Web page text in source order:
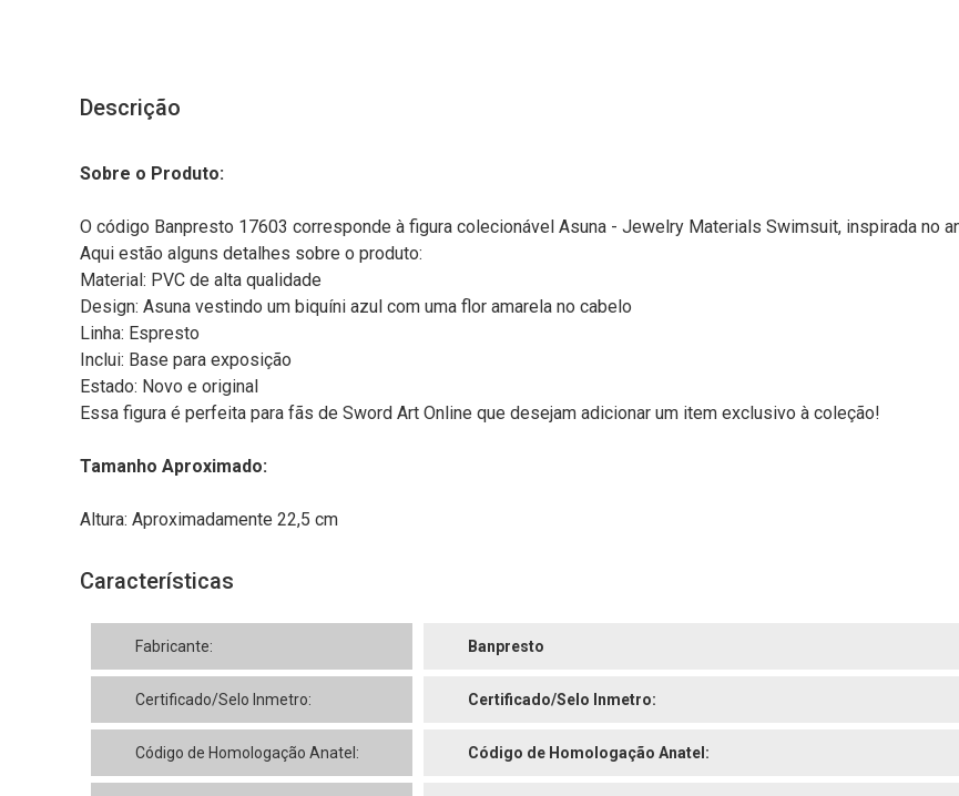
Descrição
Sobre o Produto:
O código Banpresto 17603 corresponde à figura colecionável Asuna - Jewelry Materials Swimsuit, inspirada no
Aqui estão alguns detalhes sobre o produto:
Material: PVC de alta qualidade
Design: Asuna vestindo um biquíni azul com uma flor amarela no cabelo
Linha: Espresto
Inclui: Base para exposição
Estado: Novo e original
Essa figura é perfeita para fãs de Sword Art Online que desejam adicionar um item exclusivo à coleção!
Tamanho Aproximado:
Altura: Aproximadamente 22,5 cm
Características
Fabricante: Banpresto
Certificado/Selo Inmetro: Certificado/Selo Inmetro:
Código de Homologação Anatel: Código de Homologação Anatel: